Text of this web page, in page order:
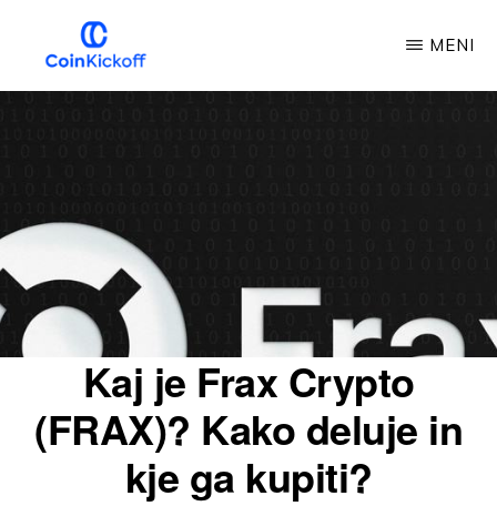
glavno
COIN
MENI
Kaj je Frax Crypto
(FRAX)? Kako deluje in
kje ga kupiti?